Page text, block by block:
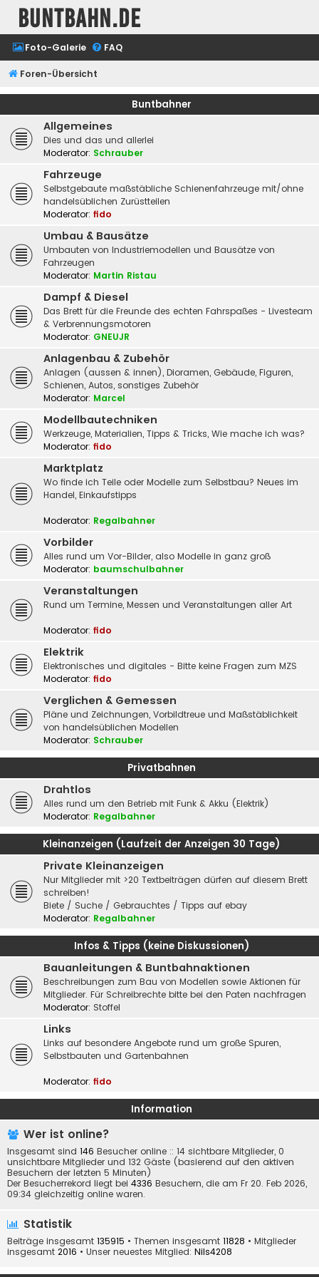
buntbahn.de
Foto-Galerie FAQ
Foren-Übersicht
Buntbahner
Allgemeines
Dies und das und allerlei
Moderator: Schrauber
Fahrzeuge
Selbstgebaute maßstäbliche Schienenfahrzeuge mit/ohne
handelsüblichen Zurüstteilen
Moderator: fido
Umbau & Bausätze
Umbauten von Industriemodellen und Bausätze von
Fahrzeugen
Moderator: Martin Ristau
Dampf & Diesel
Das Brett für die Freunde des echten Fahrspaßes - Livesteam
& Verbrennungsmotoren
Moderator: GNEUJR
Anlagenbau & Zubehör
Anlagen (aussen & innen), Dioramen, Gebäude, Figuren,
Schienen, Autos, sonstiges Zubehör
Moderator: Marcel
Modellbautechniken
Werkzeuge, Materialien, Tipps & Tricks, Wie mache ich was?
Moderator: fido
Marktplatz
Wo finde ich Teile oder Modelle zum Selbstbau? Neues im
Handel, Einkaufstipps
Moderator: Regalbahner
Vorbilder
Alles rund um Vor-Bilder, also Modelle in ganz groß
Moderator: baumschulbahner
Veranstaltungen
Rund um Termine, Messen und Veranstaltungen aller Art
Moderator: fido
Elektrik
Elektronisches und digitales - Bitte keine Fragen zum MZS
Moderator: fido
Verglichen & Gemessen
Pläne und Zeichnungen, Vorbildtreue und Maßstäblichkeit
von handelsüblichen Modellen
Moderator: Schrauber
Privatbahnen
Drahtlos
Alles rund um den Betrieb mit Funk & Akku (Elektrik)
Moderator: Regalbahner
Kleinanzeigen (Laufzeit der Anzeigen 30 Tage)
Private Kleinanzeigen
Nur Mitglieder mit >20 Textbeiträgen dürfen auf diesem Brett
schreiben!
Biete / Suche / Gebrauchtes / Tipps auf ebay
Moderator: Regalbahner
Infos & Tipps (keine Diskussionen)
Bauanleitungen & Buntbahnaktionen
Beschreibungen zum Bau von Modellen sowie Aktionen für
Mitglieder. Für Schreibrechte bitte bei den Paten nachfragen
Moderator: Stoffel
Links
Links auf besondere Angebote rund um große Spuren,
Selbstbauten und Gartenbahnen
Moderator: fido
Information
Wer ist online?
Insgesamt sind 146 Besucher online :: 14 sichtbare Mitglieder, 0
unsichtbare Mitglieder und 132 Gäste (basierend auf den aktiven
Besuchern der letzten 5 Minuten)
Der Besucherrekord liegt bei 4336 Besuchern, die am Fr 20. Feb 2026,
09:34 gleichzeitig online waren.
Statistik
Beiträge insgesamt 135915 • Themen insgesamt 11828 • Mitglieder
insgesamt 2016 • Unser neuestes Mitglied: Nils4208